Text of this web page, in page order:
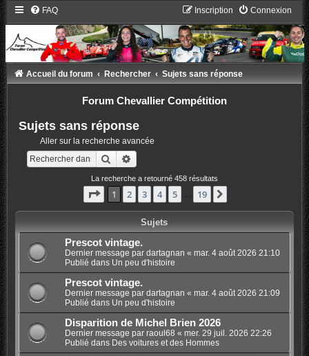
FAQ Connexion
Inscription
Accueil du forum Rechercher Sujets sans réponse
Forum Chevallier Compétition
Sujets sans réponse
Aller sur la recherche avancée
Rechercher
La recherche a retourné 458 résultats
Page 1sur19
1 2 3 4 5 19
Sujets
Prescot vintage.
Dernier message par dartagnan « mar. 4 août 2026 21:10
Publié dans Un peu d'histoire
Prescot vintage.
Dernier message par dartagnan « mar. 4 août 2026 21:09
Publié dans Un peu d'histoire
Disparition de Michel Brien 2026
Dernier message par raoul68 « mer. 29 juil. 2026 22:26
Publié dans Des voitures et des Hommes